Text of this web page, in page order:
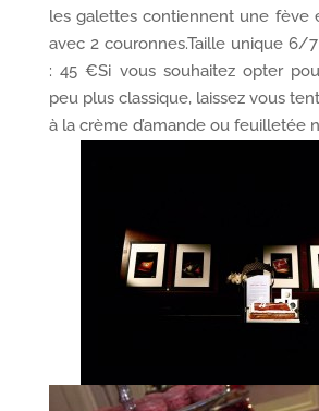
les galettes contiennent une fève
avec 2 couronnes.Taille unique 6/
: 45 €Si vous souhaitez opter
peu plus classique, laissez vous
à la crème d’amande ou feuilletée